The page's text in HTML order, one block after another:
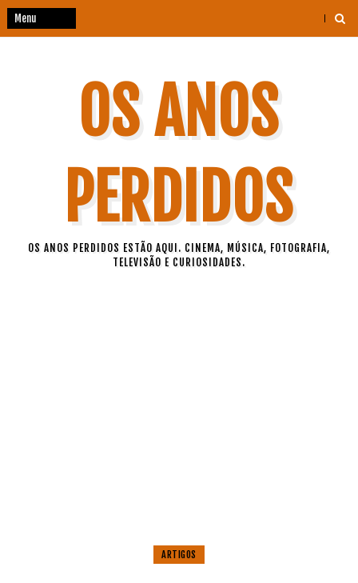
OS ANOS
PERDIDOS
OS ANOS PERDIDOS ESTÃO AQUI. CINEMA, MÚSICA, FOTOGRAFIA,
TELEVISÃO E CURIOSIDADES.
ARTIGOS